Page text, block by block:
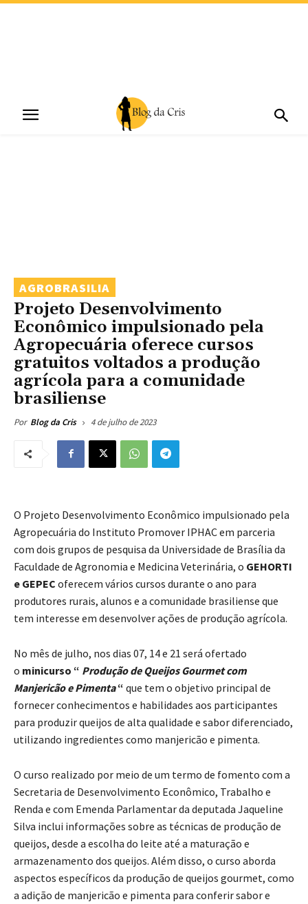
AGROBRASILIA
Projeto Desenvolvimento
Econômico impulsionado pela
Agropecuária oferece cursos
gratuitos voltados a produção
agrícola para a comunidade
brasiliense
Por Blog da Cris 4 de julho de 2023
O Projeto Desenvolvimento Econômico impulsionado pela
Agropecuária do Instituto Promover IPHAC em parceria
com dois grupos de pesquisa da Universidade de Brasília da
Faculdade de Agronomia e Medicina Veterinária, o GEHORTI
e GEPEC oferecem vários cursos durante o ano para
produtores rurais, alunos e a comunidade brasiliense que
tem interesse em desenvolver ações de produção agrícola.
No mês de julho, nos dias 07, 14 e 21 será ofertado
o minicurso “ Produção de Queijos Gourmet com
Manjericão e Pimenta“ que tem o objetivo principal de
fornecer conhecimentos e habilidades aos participantes
para produzir queijos de alta qualidade e sabor diferenciado,
utilizando ingredientes como manjericão e pimenta.
O curso realizado por meio de um termo de fomento com a
Secretaria de Desenvolvimento Econômico, Trabalho e
Renda e com Emenda Parlamentar da deputada Jaqueline
Silva inclui informações sobre as técnicas de produção de
queijos, desde a escolha do leite até a maturação e
armazenamento dos queijos. Além disso, o curso aborda
aspectos específicos da produção de queijos gourmet, como
a adição de manjericão e pimenta para conferir sabor e